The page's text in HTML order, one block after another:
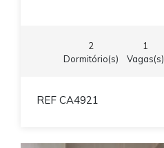
2
Dormitório(s)
1
Vagas(s)
REF CA4921